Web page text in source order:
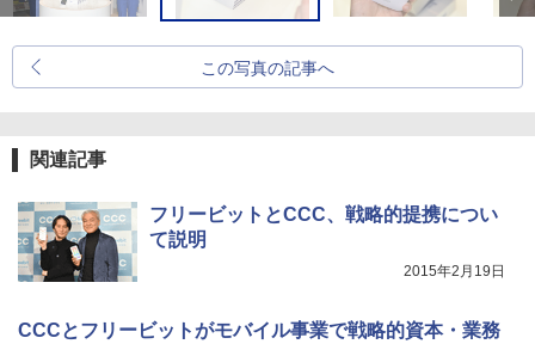
この写真の記事へ
関連記事
フリービットとCCC、戦略的提携につい
て説明
2015年2月19日
CCCとフリービットがモバイル事業で戦略的資本・業務